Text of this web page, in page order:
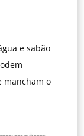
e sabão
mancham o